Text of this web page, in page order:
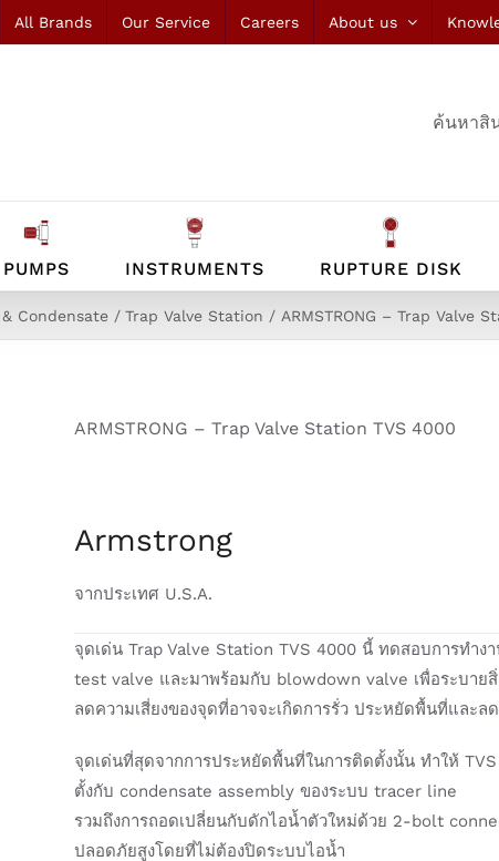
All Brands Our Service Careers About us
ค้นหาสิ
PUMPS INSTRUMENTS RUPTURE DISK
Condensate Trap Valve Station ARMSTRONG – Trap Valve
ARMSTRONG – Trap Valve Station TVS 4000
Armstrong
จากประเทศ U.S.A.
จุดเด่น Trap Valve Station TVS 4000 นี้ ทดสอบการทำง
test valve และมาพร้อมกับ blowdown valve เพื่อระบาย
ลดความเสี่ยงของจุดที่อาจจะเกิดการรั่ว ประหยัดพื้นที่และล
จุดเด่นที่สุดจากการประหยัดพื้นที่ในการติดตั้งนั้น ทำให้
ตั้งกับ condensate assembly ของระบบ tracer line
รวมถึงการถอดเปลี่ยนกับดักไอน้ำตัวใหม่ด้วย 2-bolt
ปลอดภัยสูงโดยที่ไม่ต้องปิดระบบไอน้ำ